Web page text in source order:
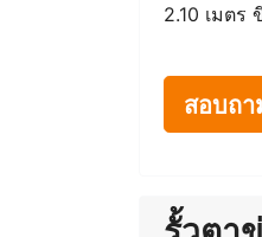
2.10 เมตร
สอบถ